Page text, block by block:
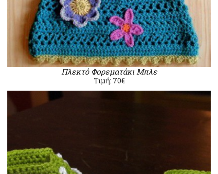
Πλεκτό Φορεματάκι Μπλε
Τιμή: 70€